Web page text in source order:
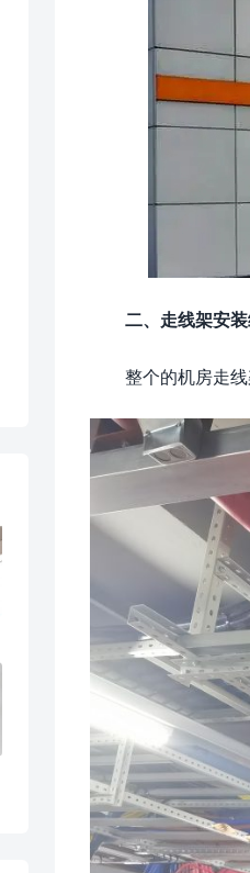
二、走线架安
整个的机房走